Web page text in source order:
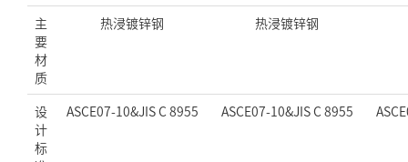
主
要
材
质
热浸镀锌钢 热浸镀锌钢
设
计
标
ASCE07-10&JIS C 8955 ASCE07-10&JIS C 8955